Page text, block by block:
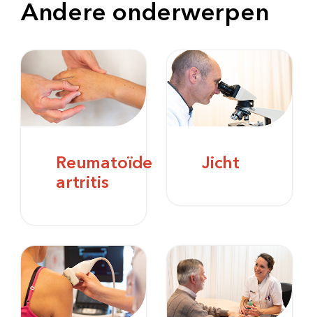
Andere onderwerpen
Reumatoïde
artritis
Jicht